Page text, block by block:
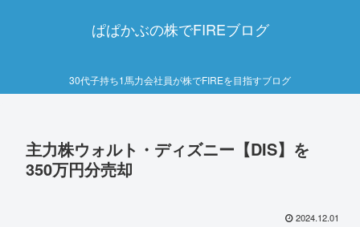
ぱぱかぶの株でFIREブログ
30代子持ち1馬力会社員が株でFIREを目指すブログ
主力株ウォルト・ディズニー【DIS】を
350万円分売却
2024.12.01